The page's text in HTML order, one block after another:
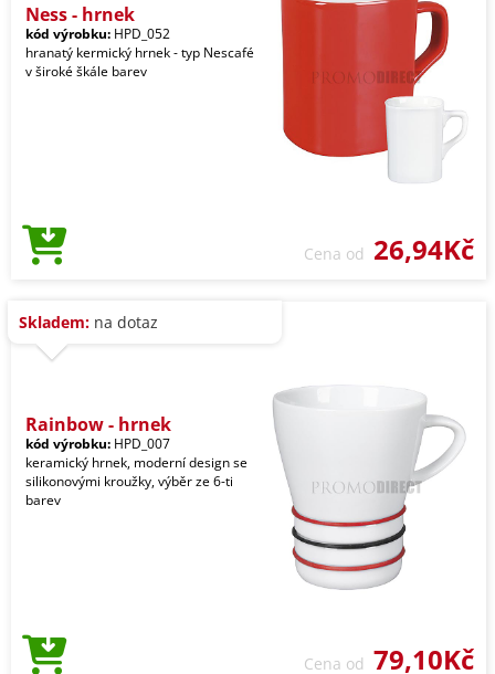
Ness - hrnek
kód výrobku: HPD_052
hranatý kermický hrnek - typ Nescafé
v široké škále barev
Cena od 26,94Kč
Skladem: na dotaz
Rainbow - hrnek
kód výrobku: HPD_007
keramický hrnek, moderní design se
silikonovými kroužky, výběr ze 6-ti
barev
Cena od 79,10Kč